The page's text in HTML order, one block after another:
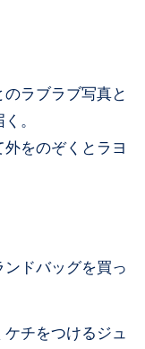
ラブラブ写真と
。
をのぞくとラヨ
ドバッグを買っ
チをつけるジュ